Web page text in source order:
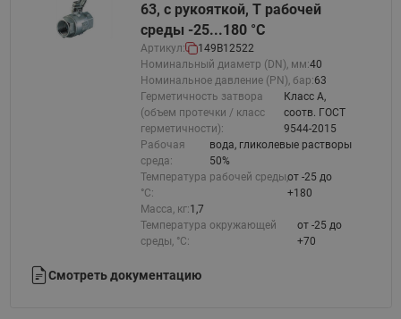
63, с рукояткой, T рабочей
среды -25...180 °С
Артикул:
149B12522
Номинальный диаметр (DN), мм:40
Номинальное давление (PN), бар:63
Герметичность затвора
(объем протечки / класс
герметичности):
Класс A,
соотв. ГОСТ
9544-2015
Рабочая
среда:
вода, гликолевые растворы
50%
Температура рабочей среды,
°С:
от -25 до
+180
Масса, кг:1,7
Температура окружающей
среды, °С:
от -25 до
+70
Смотреть документацию